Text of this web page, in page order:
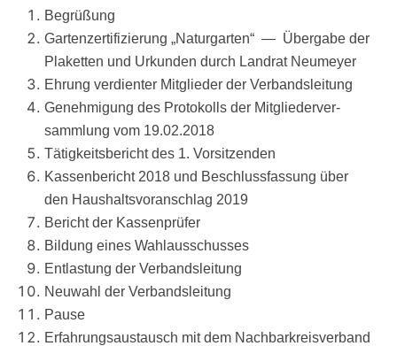
Begrü­ßung
Gar­ten­zer­ti­fi­zie­rung „Natur­gar­ten“ — Über­ga­be der
Pla­ket­ten und Urkun­den durch Land­rat Neumeyer
Ehrung ver­dien­ter Mit­glie­der der Verbandsleitung
Geneh­mi­gung des Pro­to­kolls der Mit­glie­der­ver­
samm­lung vom 19.02.2018
Tätig­keits­be­richt des 1. Vorsitzenden
Kas­sen­be­richt 2018 und Beschluss­fas­sung über
den Haus­halts­vor­anschlag 2019
Bericht der Kassenprüfer
Bil­dung eines Wahlausschusses
Ent­las­tung der Verbandsleitung
Neu­wahl der Verbandsleitung
Pau­se
Erfah­rungs­aus­tausch mit dem Nach­bar­kreis­ver­band